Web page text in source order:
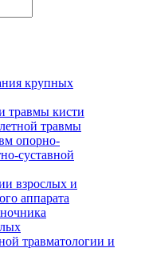
крупных
травмы кисти
травмы
опорно-
суставной
взрослых и
аппарата
травматологии и